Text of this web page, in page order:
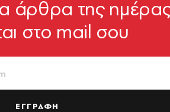
άρθρα της
στο mail σου
ΕΓΓΡΑΦΗ